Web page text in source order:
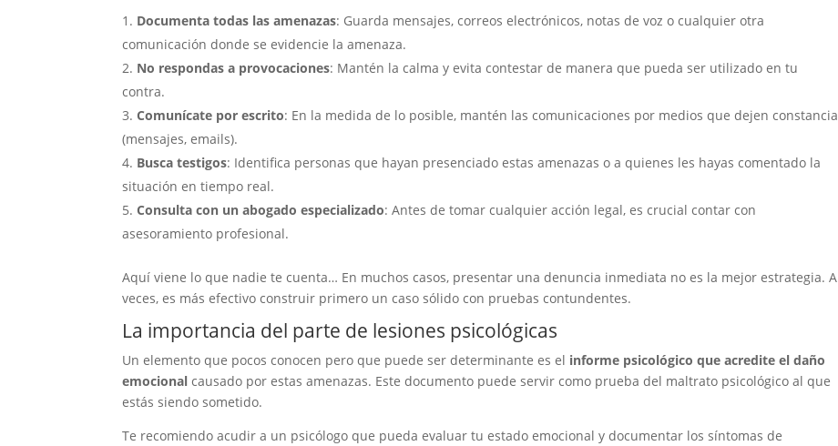
Documenta todas las amenazas: Guarda mensajes, correos electrónicos, notas de voz o cualquier otra
comunicación donde se evidencie la amenaza.
No respondas a provocaciones: Mantén la calma y evita contestar de manera que pueda ser utilizado en tu
contra.
Comunícate por escrito: En la medida de lo posible, mantén las comunicaciones por medios que dejen constancia
(mensajes, emails).
Busca testigos: Identifica personas que hayan presenciado estas amenazas o a quienes les hayas comentado la
situación en tiempo real.
Consulta con un abogado especializado: Antes de tomar cualquier acción legal, es crucial contar con
asesoramiento profesional.
Aquí viene lo que nadie te cuenta… En muchos casos, presentar una denuncia inmediata no es la mejor estrategia. A
veces, es más efectivo construir primero un caso sólido con pruebas contundentes.
La importancia del parte de lesiones psicológicas
Un elemento que pocos conocen pero que puede ser determinante es el informe psicológico que acredite el daño
emocional causado por estas amenazas. Este documento puede servir como prueba del maltrato psicológico al que
estás siendo sometido.
Te recomiendo acudir a un psicólogo que pueda evaluar tu estado emocional y documentar los síntomas de